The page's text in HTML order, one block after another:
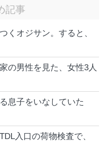
記事
くオジサン。すると、
の男性を見た、女性3人
息子をいなしていた
入口の荷物検査で、